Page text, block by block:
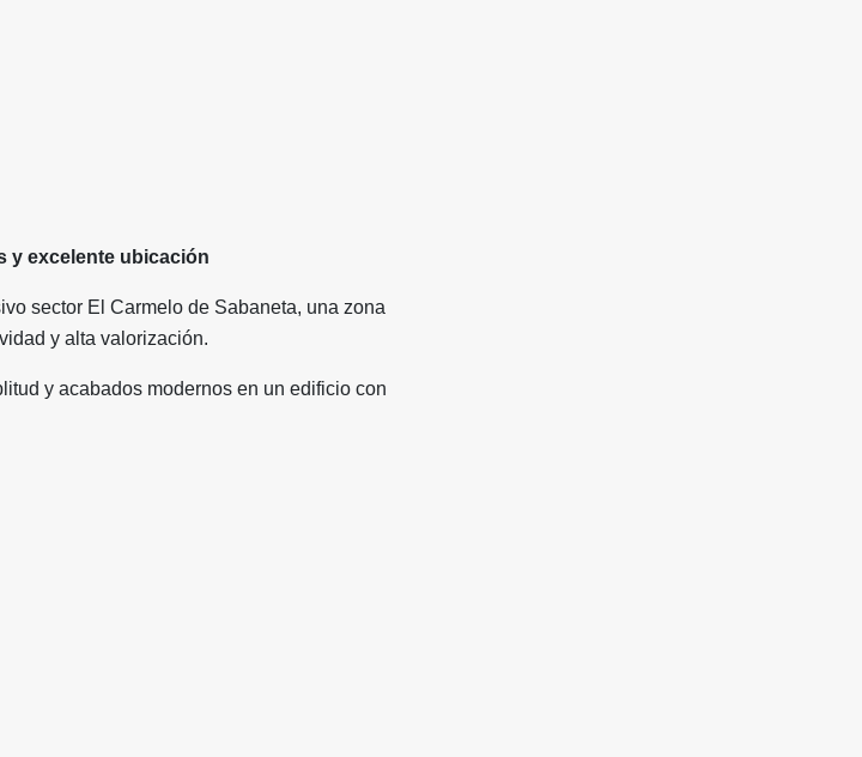
y excelente ubicación
sector El Carmelo de Sabaneta, una zona
y alta valorización.
y acabados modernos en un edificio con